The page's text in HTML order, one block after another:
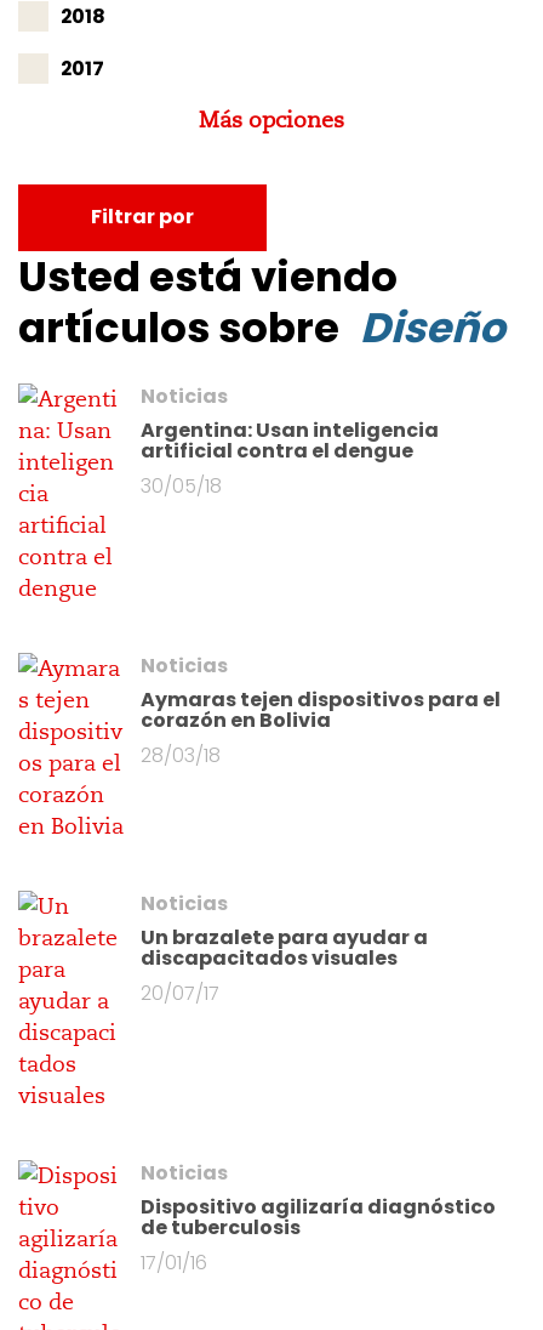
Usted está viendo
artículos sobre Diseño
Noticias
Argentina: Usan inteligencia
artificial contra el dengue
30/05/18
Noticias
Aymaras tejen dispositivos para el
corazón en Bolivia
28/03/18
Noticias
Un brazalete para ayudar a
discapacitados visuales
20/07/17
Noticias
Dispositivo agilizaría diagnóstico
de tuberculosis
17/01/16
2018
2017
Más opciones
Filtrar por